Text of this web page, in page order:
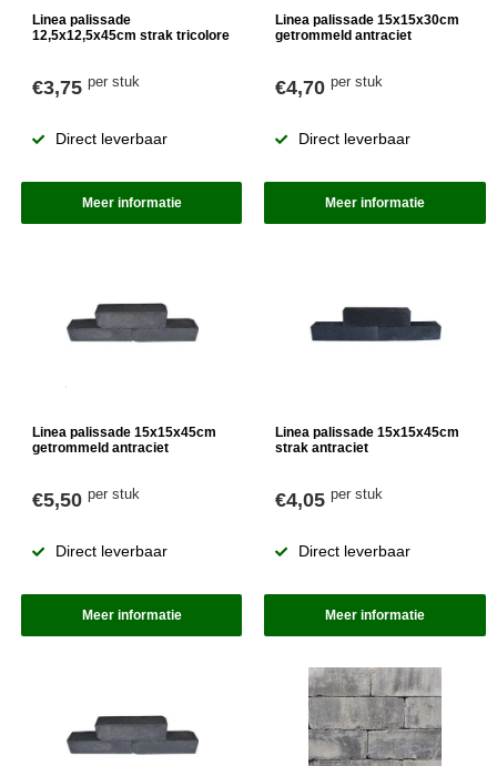
Linea palissade
12,5x12,5x45cm strak tricolore
€3,75 per stuk
Direct leverbaar
Meer informatie
Linea palissade 15x15x30cm
getrommeld antraciet
€4,70per stuk
Direct leverbaar
Meer informatie
Linea palissade 15x15x45cm
getrommeld antraciet
€5,50 per stuk
Direct leverbaar
Meer informatie
Linea palissade 15x15x45cm
strak antraciet
€4,05per stuk
Direct leverbaar
Meer informatie